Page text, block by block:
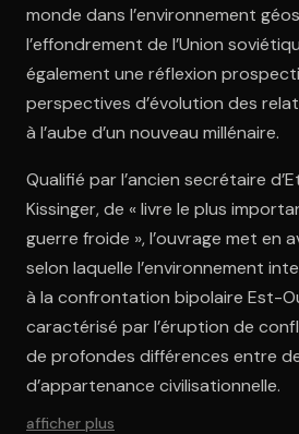
monde dans l’environnement
l’effondrement de l’Union
également une réflexion
perspectives d’évolution des
à l’aube d’un nouveau millénaire.
Qualifié par l’ancien secrétaire
Kissinger, de « livre le plus
guerre froide », l’ouvrage met en
selon laquelle l’environnement
à la confrontation bipolaire Est-
caractérisé par l’éruption de
de profondes différences entre
d’appartenance civilisationnelle.
afficher plus